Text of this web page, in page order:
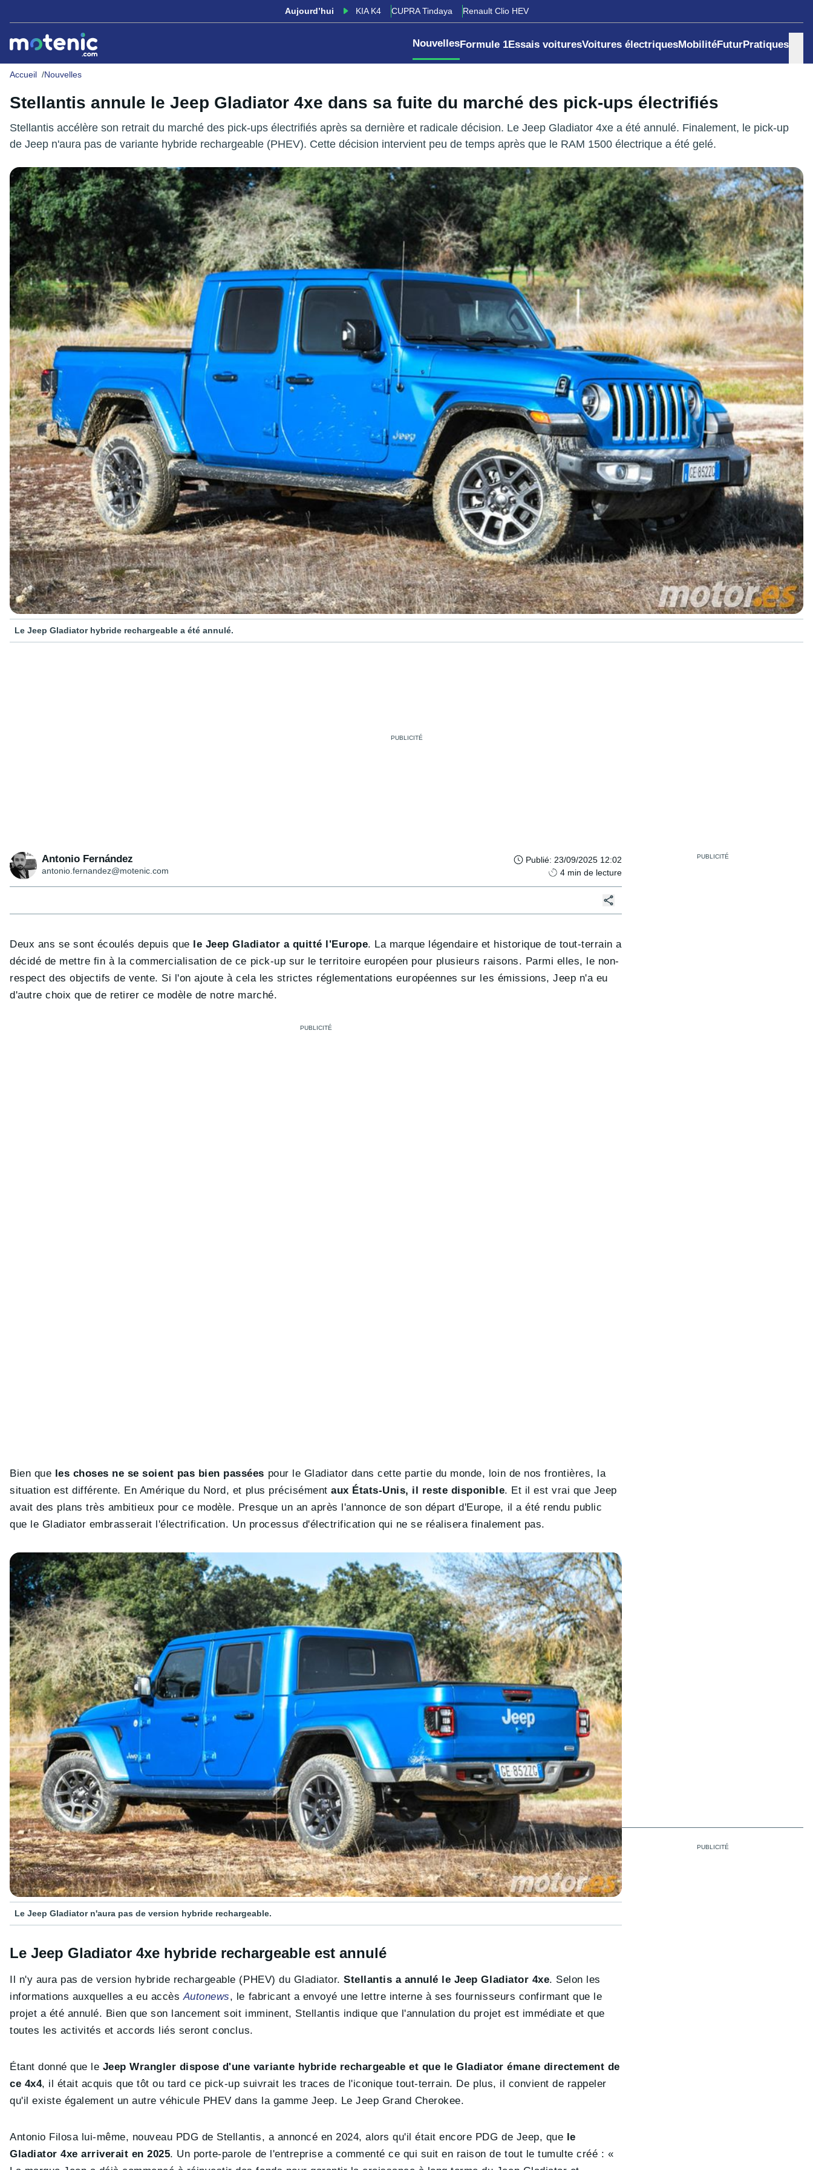
Aujourd’hui KIA K4 CUPRA Tindaya Renault Clio HEV
NouvellesFormule 1Essais voituresVoitures électriquesMobilitéFuturPratiques
Accueil Nouvelles
Stellantis annule le Jeep Gladiator 4xe dans sa fuite du marché des pick-ups électrifiés
Stellantis accélère son retrait du marché des pick-ups électrifiés après sa dernière et radicale décision. Le Jeep Gladiator 4xe a été annulé. Finalement, le pick-up
de Jeep n'aura pas de variante hybride rechargeable (PHEV). Cette décision intervient peu de temps après que le RAM 1500 électrique a été gelé.
Le Jeep Gladiator hybride rechargeable a été annulé.
Antonio Fernández
antonio.fernandez@motenic.com
Publié: 23/09/2025 12:02
4 min de lecture
Deux ans se sont écoulés depuis que le Jeep Gladiator a quitté l'Europe. La marque légendaire et historique de tout-terrain a
décidé de mettre fin à la commercialisation de ce pick-up sur le territoire européen pour plusieurs raisons. Parmi elles, le non-
respect des objectifs de vente. Si l'on ajoute à cela les strictes réglementations européennes sur les émissions, Jeep n'a eu
d'autre choix que de retirer ce modèle de notre marché.
Bien que les choses ne se soient pas bien passées pour le Gladiator dans cette partie du monde, loin de nos frontières, la
situation est différente. En Amérique du Nord, et plus précisémentaux États-Unis, il reste disponible. Et il est vrai que Jeep
avait des plans très ambitieux pour ce modèle. Presque un an après l'annonce de son départ d'Europe, il a été rendu public
que le Gladiator embrasserait l'électrification. Un processus d'électrification qui ne se réalisera finalement pas.
Le Jeep Gladiator n'aura pas de version hybride rechargeable.
Le Jeep Gladiator 4xe hybride rechargeable est annulé
Il n'y aura pas de version hybride rechargeable (PHEV) du Gladiator.Stellantis a annulé le Jeep Gladiator 4xe. Selon les
informations auxquelles a eu accèsAutonews, le fabricant a envoyé une lettre interne à ses fournisseurs confirmant que le
projet a été annulé. Bien que son lancement soit imminent, Stellantis indique que l'annulation du projet est immédiate et que
toutes les activités et accords liés seront conclus.
Étant donné que le Jeep Wrangler dispose d'une variante hybride rechargeable et que le Gladiator émane directement de
ce 4x4, il était acquis que tôt ou tard ce pick-up suivrait les traces de l'iconique tout-terrain. De plus, il convient de rappeler
qu'il existe également un autre véhicule PHEV dans la gamme Jeep. Le Jeep Grand Cherokee.
Antonio Filosa lui-même, nouveau PDG de Stellantis, a annoncé en 2024, alors qu'il était encore PDG de Jeep, que le
Gladiator 4xe arriverait en 2025. Un porte-parole de l'entreprise a commenté ce qui suit en raison de tout le tumulte créé : «